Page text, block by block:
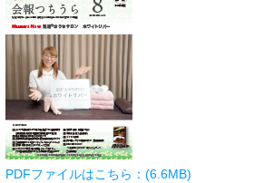
PDFファイルはこちら：(6.6MB)